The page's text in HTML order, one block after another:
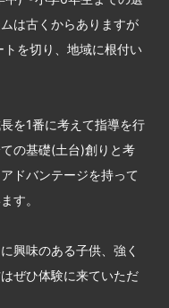
は古くからありますが
を切り、地域に根付い
を1番に考えて指導を行
の基礎(土台)創りと考
ドバンテージを持って
す。
興味のある子供、強く
ぜひ体験に来ていただ